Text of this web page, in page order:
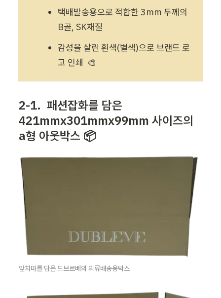
택배발송용으로 적합한 3mm 두께의
B골, SK재질
감성을 살린 흰색(별색)으로 브랜드 로
고 인쇄  🎨
2-1. 패션잡화를 담은
421mmx301mmx99mm 사이즈의
a형 아웃박스 📦
앞치마를 담은 드브르베의 의류배송용박스